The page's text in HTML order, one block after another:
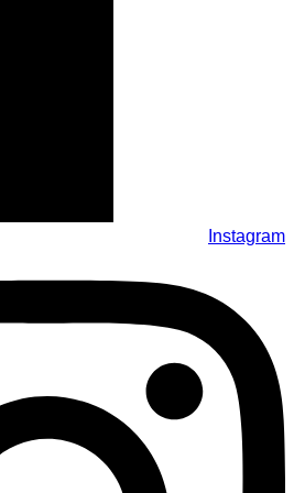
Instagram